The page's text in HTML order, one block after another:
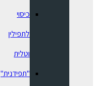
כיסוי
לתפילין
וטלית
"תפידנית"